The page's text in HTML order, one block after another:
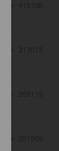
415708
317015
359119
351969